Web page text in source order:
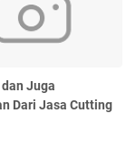
Juga
Dari Jasa Cutting